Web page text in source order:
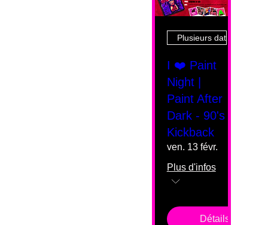
Plusieurs dates
I ❤️ Paint
Night |
Paint After
Dark - 90's
Kickback
ven. 13 févr.
Plus d'infos
Détails